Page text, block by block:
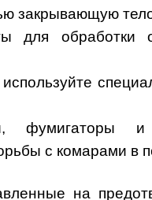
закрывающую
для
фумигаторы
с комарами в
на